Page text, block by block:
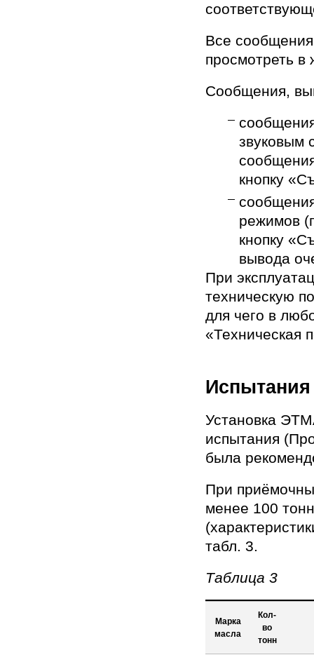
Все
просмотреть
Сообщения,
звуковым
кнопку
режимов
кнопку
вывода
При
техническую
для чего в
«Техническая
Испытания
Установка
испытания
была
При
менее 100
табл. 3.
Таблица 3
Марка
масла
Кол-
во
тонн